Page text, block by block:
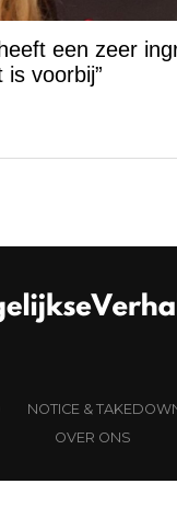
een zeer
is voorbij”
NOTICE &
OVER ONS